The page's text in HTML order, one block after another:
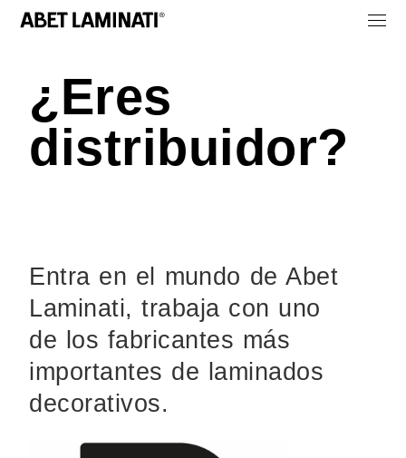
¿Eres
distribuidor?
Entra en el mundo de Abet
Laminati, trabaja con uno
de los fabricantes más
importantes de laminados
decorativos.